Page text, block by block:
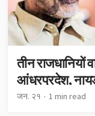
तीन राजधानियों
आंध्रप्रदेश,
जन. २१ 1 min read